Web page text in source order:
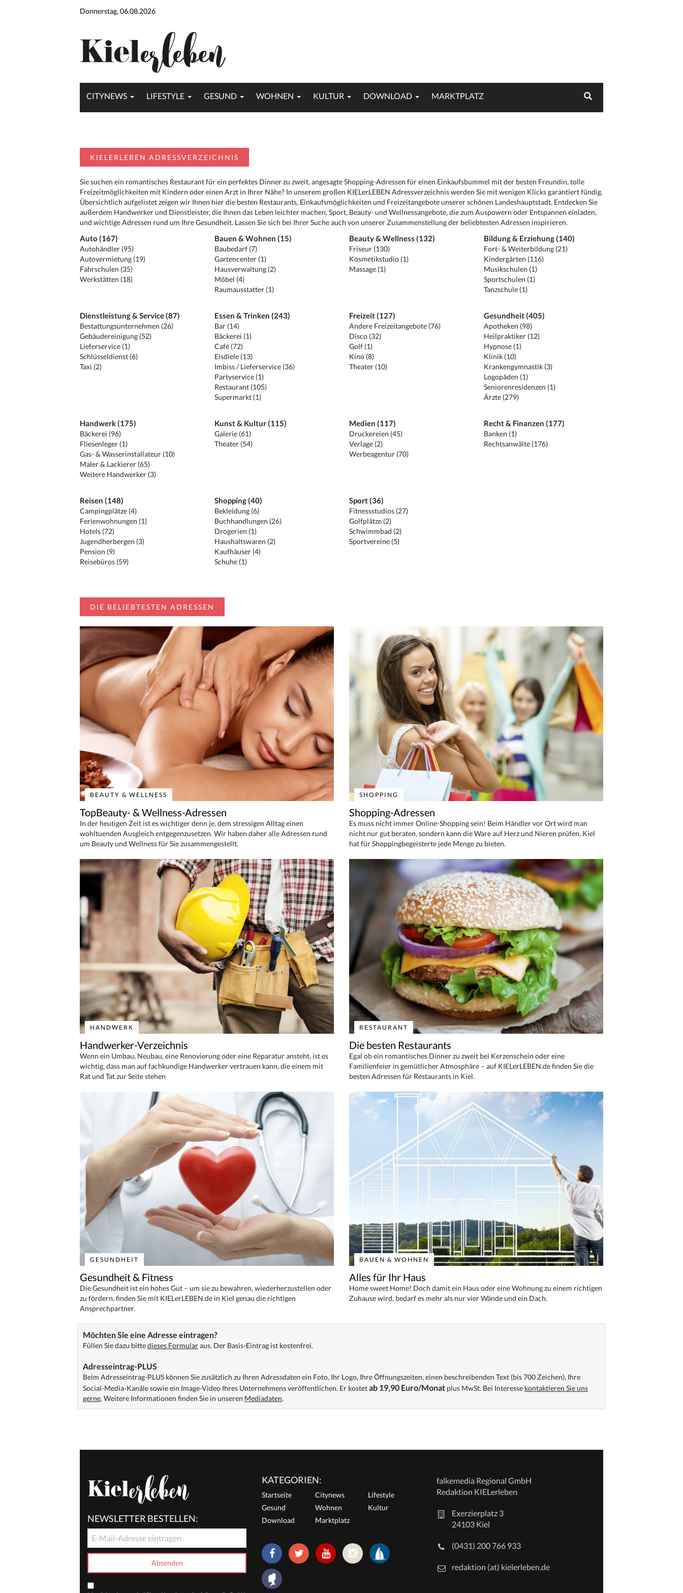
Donnerstag, 06.08.2026
CITYNEWS LIFESTYLE GESUND WOHNEN KULTUR DOWNLOAD MARKTPLATZ
KIELERLEBEN ADRESSVERZEICHNIS
Sie suchen ein romantisches Restaurant für ein perfektes Dinner zu zweit, angesagte Shopping-Adressen für einen Einkaufsbummel mit der besten Freundin, tolle
Freizeitmöglichkeiten mit Kindern oder einen Arzt in Ihrer Nähe? In unserem großen KIELerLEBEN Adressverzeichnis werden Sie mit wenigen Klicks garantiert fündig.
Übersichtlich aufgelistet zeigen wir Ihnen hier die besten Restaurants, Einkaufsmöglichkeiten und Freizeitangebote unserer schönen Landeshauptstadt. Entdecken Sie
außerdem Handwerker und Dienstleister, die Ihnen das Leben leichter machen, Sport, Beauty- und Wellnessangebote, die zum Auspowern oder Entspannen einladen,
und wichtige Adressen rund um Ihre Gesundheit. Lassen Sie sich bei Ihrer Suche auch von unserer Zusammenstellung der beliebtesten Adressen inspirieren.
Auto (167)
Autohändler (95)
Autovermietung (19)
Fahrschulen (35)
Werkstätten (18)
Bauen & Wohnen (15)
Baubedarf (7)
Gartencenter (1)
Hausverwaltung (2)
Möbel (4)
Raumausstatter (1)
Beauty & Wellness (132)
Friseur (130)
Kosmetikstudio (1)
Massage (1)
Bildung & Erziehung (140)
Fort- & Weiterbildung (21)
Kindergärten (116)
Musikschulen (1)
Sportschulen (1)
Tanzschule (1)
Dienstleistung & Service (87)
Bestattungsunternehmen (26)
Gebäudereinigung (52)
Lieferservice (1)
Schlüsseldienst (6)
Taxi (2)
Essen & Trinken (243)
Bar (14)
Bäckerei (1)
Café (72)
Eisdiele (13)
Imbiss / Lieferservice (36)
Partyservice (1)
Restaurant (105)
Supermarkt (1)
Freizeit (127)
Andere Freizeitangebote (76)
Disco (32)
Golf (1)
Kino (8)
Theater (10)
Gesundheit (405)
Apotheken (98)
Heilpraktiker (12)
Hypnose (1)
Klinik (10)
Krankengymnastik (3)
Logopäden (1)
Seniorenresidenzen (1)
Ärzte (279)
Handwerk (175)
Bäckerei (96)
Fliesenleger (1)
Gas- & Wasserinstallateur (10)
Maler & Lackierer (65)
Weitere Handwerker (3)
Kunst & Kultur (115)
Galerie (61)
Theater (54)
Medien (117)
Druckereien (45)
Verlage (2)
Werbeagentur (70)
Recht & Finanzen (177)
Banken (1)
Rechtsanwälte (176)
Reisen (148)
Campingplätze (4)
Ferienwohnungen (1)
Hotels (72)
Jugendherbergen (3)
Pension (9)
Reisebüros (59)
Shopping (40)
Bekleidung (6)
Buchhandlungen (26)
Drogerien (1)
Haushaltswaren (2)
Kaufhäuser (4)
Schuhe (1)
Sport (36)
Fitnessstudios (27)
Golfplätze (2)
Schwimmbad (2)
Sportvereine (5)
DIE BELIEBTESTEN ADRESSEN
BEAUTY & WELLNESS
TopBeauty- & Wellness-Adressen
In der heutigen Zeit ist es wichtiger denn je, dem stressigen Alltag einen
wohltuenden Ausgleich entgegenzusetzen. Wir haben daher alle Adressen rund
um Beauty und Wellness für Sie zusammengestellt.
SHOPPING
Shopping-Adressen
Es muss nicht immer Online-Shopping sein! Beim Händler vor Ort wird man
nicht nur gut beraten, sondern kann die Ware auf Herz und Nieren prüfen. Kiel
hat für Shoppingbegeisterte jede Menge zu bieten.
HANDWERK
Handwerker-Verzeichnis
Wenn ein Umbau, Neubau, eine Renovierung oder eine Reparatur ansteht, ist es
wichtig, dass man auf fachkundige Handwerker vertrauen kann, die einem mit
Rat und Tat zur Seite stehen
RESTAURANT
Die besten Restaurants
Egal ob ein romantisches Dinner zu zweit bei Kerzenschein oder eine
Familienfeier in gemütlicher Atmosphäre – auf KIELerLEBEN.de finden Sie die
besten Adressen für Restaurants in Kiel.
GESUNDHEIT
Gesundheit & Fitness
Die Gesundheit ist ein hohes Gut – um sie zu bewahren, wiederherzustellen oder
zu fördern, finden Sie mit KIELerLEBEN.de in Kiel genau die richtigen
Ansprechpartner.
BAUEN & WOHNEN
Alles für Ihr Haus
Home sweet Home! Doch damit ein Haus oder eine Wohnung zu einem richtigen
Zuhause wird, bedarf es mehr als nur vier Wände und ein Dach.
Möchten Sie eine Adresse eintragen?
Füllen Sie dazu bittedieses Formularaus. Der Basis-Eintrag ist kostenfrei.
Adresseintrag-PLUS
Beim Adresseintrag-PLUS können Sie zusätzlich zu Ihren Adressdaten ein Foto, Ihr Logo, Ihre Öffnungszeiten, einen beschreibenden Text (bis 700 Zeichen), Ihre
Social-Media-Kanäle sowie ein Image-Video Ihres Unternehmens veröffentlichen. Er kostetab 19,90 Euro/Monat plus MwSt. Bei Interesse kontaktieren Sie uns
gerne. Weitere Informationen finden Sie in unseren Mediadaten.
NEWSLETTER BESTELLEN:
KATEGORIEN:
Startseite Citynews
Lifestyle
Gesund
Wohnen
Kultur
Download
Marktplatz
falkemedia Regional GmbH
Redaktion KIELerleben
Exerzierplatz 3
24103 Kiel
(0431) 200 766 933
redaktion (at) kielerleben.de